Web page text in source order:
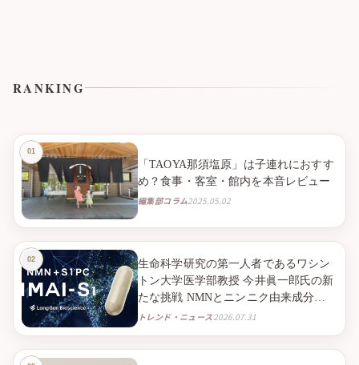
RANKING
「TAOYA那須塩原」は子連れにおすす
め？食事・客室・館内を本音レビュー
編集部コラム2025.05.02
生命科学研究の第一人者であるワシン
トン大学医学部教授 今井眞一郎氏の新
たな挑戦 NMNとニンニク由来成分
S1PC※１を組み合わせたニュートラシ
月より臨床試験販売を開始
トレンド・ニュース 2026.07.31